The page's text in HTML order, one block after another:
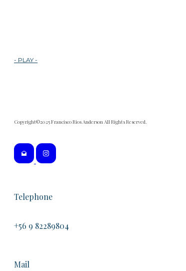
- PLAY -
Copyright©2025 Francisco Rios Anderson All Rights Reserved.
Telephone
+56 9 82289804
Mail